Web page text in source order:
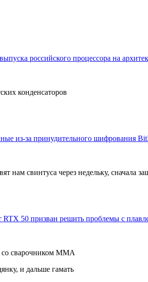
российского процессора на
конденсаторов
из-за принудительного шифрования
нам свинтуса через недельку, сначала
RTX 50 призван решить проблемы с
сварочником MMA
и дальше гамать